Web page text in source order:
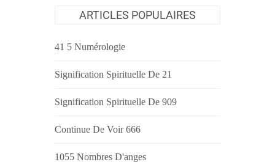
ARTICLES POPULAIRES
41 5 Numérologie
Signification Spirituelle De 21
Signification Spirituelle De 909
Continue De Voir 666
1055 Nombres D'anges